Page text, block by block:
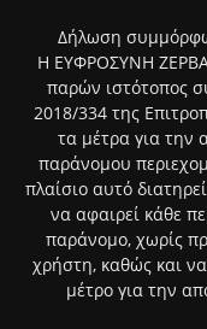
Δήλωση
Η ΕΥΦΡΟΣΥΝΗ ΖΕΡΒΑ
παρών ιστότοπος
2018/334 της
τα μέτρα για την
παράνομου
πλαίσιο αυτό
να αφαιρεί κάθε
παράνομο, χωρίς
χρήστη, καθώς και
μέτρο για την